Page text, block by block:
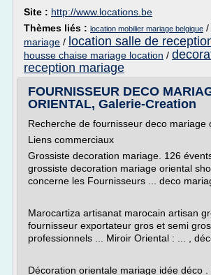
Site : http://www.locations.be
Thèmes liés : location mobilier mariage belgique /
mariage / location salle de
housse chaise mariage location /
reception mariage
FOURNISSEUR DECO
ORIENTAL, Galerie-Creation
Recherche de fournisseur deco mariage
Liens commerciaux
Grossiste decoration mariage. 126
grossiste decoration mariage oriental
concerne les Fournisseurs ... deco
Marocartiza artisanat marocain artisan
fournisseur exportateur gros et semi
professionnels ... Miroir Oriental : ... ,
Décoration orientale mariage idée déco